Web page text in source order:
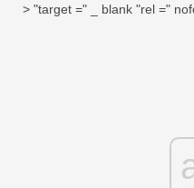
> "target =" _ blank "rel ="